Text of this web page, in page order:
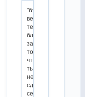
"будущая
версия
тебя
благодарна
за
то,
что
ты
не
сдаёшься
сейчас"